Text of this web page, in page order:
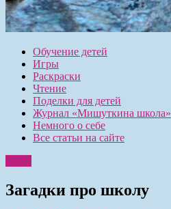
Обучение детей
Игры
Раскраски
Чтение
Поделки для детей
Журнал «Мишуткина школа»
Немного о себе
Все статьи на сайте
Загадки про школу